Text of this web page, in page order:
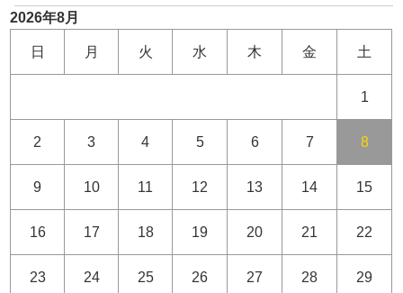
2026年8月
日 月 火 水 木 金 土
1
2 3 4 5 6 7 8
9 10 11 12 13 14 15
16 17 18 19 20 21 22
23 24 25 26 27 28 29